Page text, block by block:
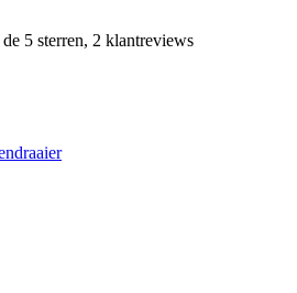
5 sterren, 2 klantreviews